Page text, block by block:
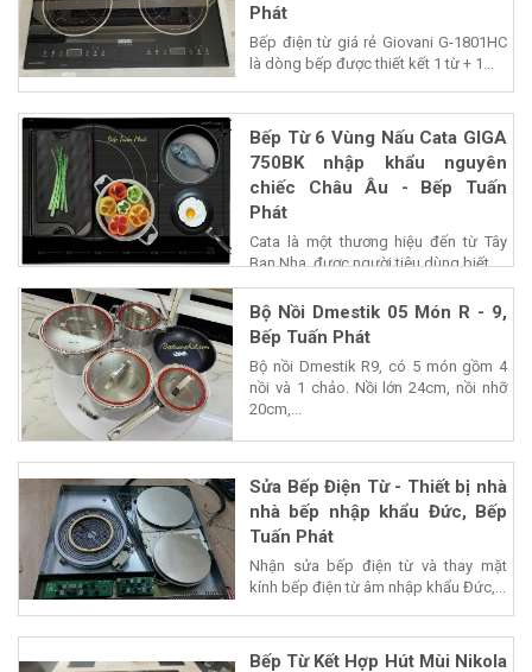
Phát
Bếp điện từ giá rẻ Giovani G-1801HC
là dòng bếp được thiết kết 1 từ + 1...
Bếp Từ 6 Vùng Nấu Cata GIGA
750BK nhập khẩu nguyên
chiếc Châu Âu - Bếp Tuấn
Phát
Cata là một thương hiệu đến từ Tây
Ban Nha, được người tiêu dùng biết...
Bộ Nồi Dmestik 05 Món R - 9,
Bếp Tuấn Phát
Bộ nồi Dmestik R9, có 5 món gồm 4
nồi và 1 chảo. Nồi lớn 24cm, nồi nhỡ
20cm,...
Sửa Bếp Điện Từ - Thiết bị nhà
nhà bếp nhập khẩu Đức, Bếp
Tuấn Phát
Nhận sửa bếp điện từ và thay mặt
kính bếp điện từ âm nhập khẩu Đức,...
Bếp Từ Kết Hợp Hút Mùi Nikola